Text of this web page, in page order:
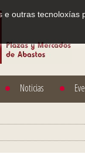
Noticias
e outras